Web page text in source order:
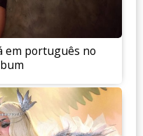
em português no